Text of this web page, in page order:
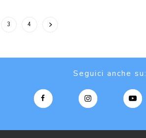
3 4
Seguici anche su: